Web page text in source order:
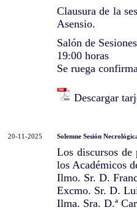
Clausura de la
Asensio.
Salón de
19:00 horas
Se ruega
Descargar
20-11-2025 Solemne Sesión
Los discursos de
los Académicos
Ilmo. Sr. D.
Excmo. Sr. D.
Ilma. Sra. D.ª